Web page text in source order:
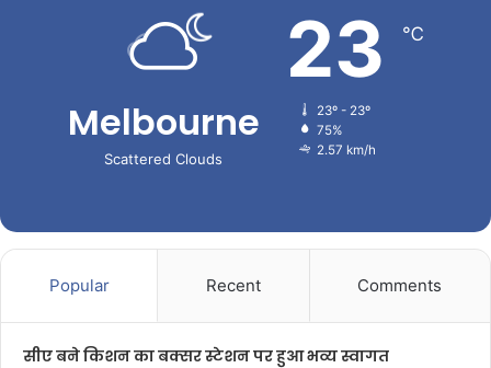
Melbourne
Scattered Clouds
23 ℃
23º - 23º
75%
2.57 km/h
Popular Recent Comments
सीए बने किशन का बक्सर स्टेशन पर हुआ भव्य स्वागत